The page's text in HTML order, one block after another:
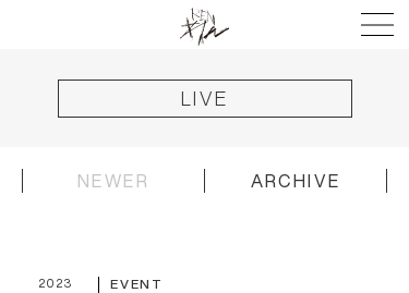
LIVE
NEWER ARCHIVE
2023 EVENT